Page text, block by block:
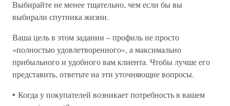
Выбирайте не менее тщательно, чем если бы вы
выбирали спутника жизни.
Ваша цель в этом задании – профиль не просто
«полностью удовлетворенного», а максимально
прибыльного и удобного вам клиента. Чтобы лучше его
представить, ответьте на эти уточняющие вопросы.
• Когда у покупателей возникает потребность в вашем